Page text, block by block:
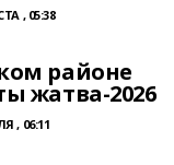
, 05:38
районе
жатва‑2026
, 06:11